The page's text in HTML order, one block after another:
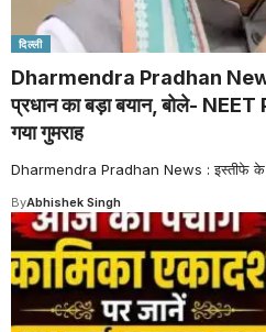
दिल्ली
Dharmendra Pradhan News
प्रधान का बड़ा बयान, बोले-
गया गुमराह
Dharmendra Pradhan News : इस्तीफे के
ByAbhishek Singh